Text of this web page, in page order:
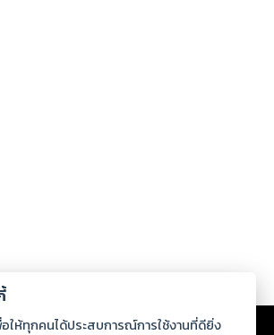
า ดาวน์โหลด
อให้ทุกคนได้ประสบการณ์การใช้งานที่ดียิ่ง